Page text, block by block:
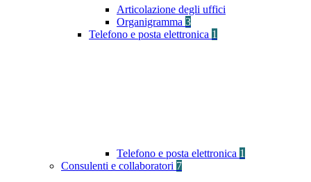
Articolazione degli uffici
Organigramma 3
Telefono e posta elettronica 1
Telefono e posta elettronica 1
Consulenti e collaboratori 7